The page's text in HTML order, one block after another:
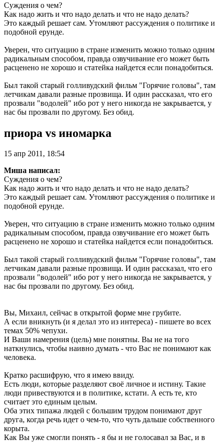
Суждения о чем?
Как надо жить и что надо делать и что не надо делать?
Это каждый решает сам. Утомляют рассуждения о политике и
подобной ерунде.
Уверен, что ситуацию в стране изменить можно только одним
радикальным способом, правда озвучивание его может быть
расценено не хорошо и статейка найдется если понадобиться.
Был такой старый голливудский фильм "Горячие головы", там
летчикам давали разные прозвища. И один рассказал, что его
прозвали "водолей" ибо рот у него никогда не закрывается, у
нас бы прозвали по другому. Без обид.
приора vs иномарка
15 апр 2011, 18:54
Миша написал:
Суждения о чем?
Как надо жить и что надо делать и что не надо делать?
Это каждый решает сам. Утомляют рассуждения о политике и
подобной ерунде.
Уверен, что ситуацию в стране изменить можно только одним
радикальным способом, правда озвучивание его может быть
расценено не хорошо и статейка найдется если понадобиться.
Был такой старый голливудский фильм "Горячие головы", там
летчикам давали разные прозвища. И один рассказал, что его
прозвали "водолей" ибо рот у него никогда не закрывается, у
нас бы прозвали по другому. Без обид.
Вы, Михаил, сейчас в открытой форме мне грубите.
А если вникнуть (и я делал это из интереса) - пишете во всех
темах 50% чепухи.
И Ваши намерения (цель) мне понятны. Вы не на того
наткнулись, чтобы наивно думать - что Вас не понимают как
человека.
Кратко расшифрую, что я имею ввиду.
Есть люди, которые разделяют своё личное и истину. Такие
люди привествуются и в политике, кстати. А есть те, кто
считает это единым целым.
Оба этих типажа людей с большим трудом понимают друг
друга, когда речь идет о чем-то, что чуть дальше собственного
корыта.
Как Вы уже смогли понять - я бы и не голосавал за Вас, и в